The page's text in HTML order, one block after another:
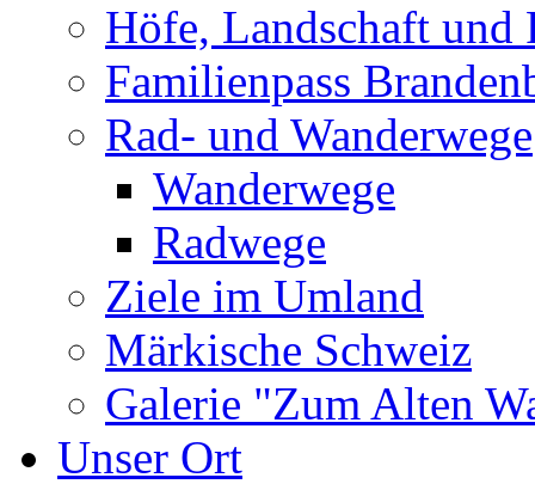
Höfe, Landschaft und
Familienpass
Rad- und Wanderwege
Wanderwege
Radwege
Ziele im Umland
Märkische Schweiz
Galerie "Zum Alten
Unser Ort